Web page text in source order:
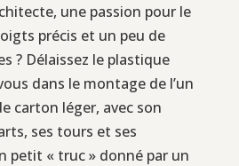
une passion pour le
précis et un peu de
? Délaissez le plastique
dans le montage de l’un
carton léger, avec son
ses tours et ses
petit « truc » donné par un